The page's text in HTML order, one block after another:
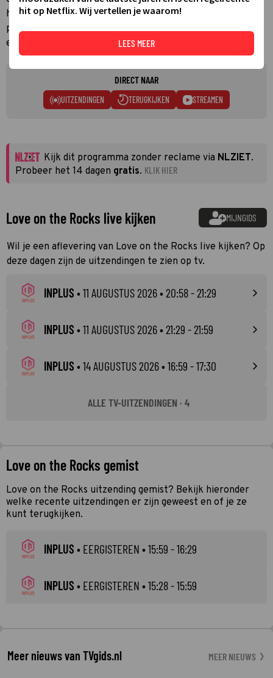
het is moeilijk om te ontspannen je te maken krijgt met
poema's en watertekort. Tayler en Jason hebben allebei
een pauze nodig... van het klimmen of van elkaar?
DIRECT NAAR
UITZENDINGEN TERUGKIJKEN STREAMEN
Kijk dit programma zonder reclame via NLZIET.
Probeer het 14 dagen gratis. KLIK HIER
Love on the Rocks live kijken MIJNGIDS
Wil je een aflevering van Love on the Rocks live kijken? Op
deze dagen zijn de uitzendingen te zien op tv.
INPLUS •11 AUGUSTUS 2026• 20:58 - 21:29
INPLUS •11 AUGUSTUS 2026• 21:29 - 21:59
INPLUS •14 AUGUSTUS 2026• 16:59 - 17:30
ALLE TV-UITZENDINGEN · 4
Love on the Rocks gemist
Love on the Rocks uitzending gemist? Bekijk hieronder
welke recente uitzendingen er zijn geweest en of je ze
kunt terugkijken.
INPLUS • EERGISTEREN • 15:59 - 16:29
INPLUS • EERGISTEREN • 15:28 - 15:59
Meer nieuws van TVgids.nl MEER NIEUWS
hit op Netflix. Wij vertellen je waarom!
LEES MEER